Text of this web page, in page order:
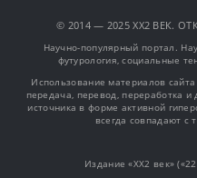
© 2014 — 2025 XX2 ВЕК.
Научно-популярный портал.
футурология, социальные
Использование материалов
передача, перевод, переработка и
источника в форме активной
всегда совпадают с
Издание «XX2 век»